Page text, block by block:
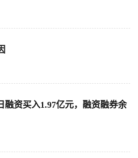
融资买入1.97亿元，融资融券余